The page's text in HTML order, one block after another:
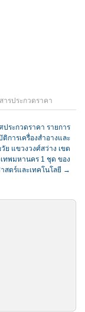
ารประกวดราคา
ประกวดราคา รายการ
การเครื่องสำอางและ
ย แขวงวงศ์สว่าง เขต
ทพมหานคร 1 ชุด ของ
สตร์และเทคโนโลยี →